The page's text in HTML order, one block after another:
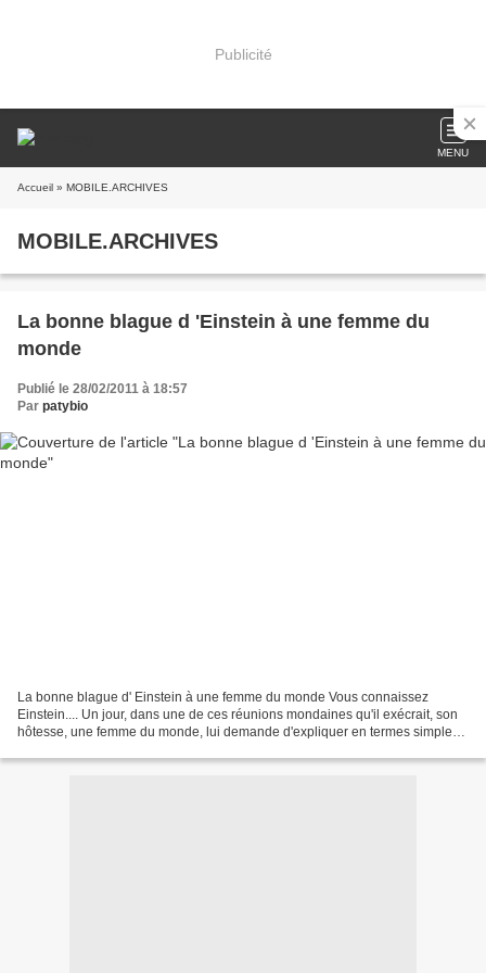
Publicité
MENU
Accueil » MOBILE.ARCHIVES
MOBILE.ARCHIVES
La bonne blague d 'Einstein à une femme du
monde
Publié le 28/02/2011 à 18:57
Par patybio
La bonne blague d' Einstein à une femme du monde Vous connaissez
Einstein.... Un jour, dans une de ces réunions mondaines qu'il exécrait, son
hôtesse, une femme du monde, lui demande d'expliquer en termes simples